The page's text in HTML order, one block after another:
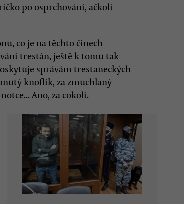
po osprchování, ačkoli
co je na těchto činech
trestán, ještě k tomu tak
správám trestaneckých
knoflík, za zmuchlaný
Ano, za cokoli.